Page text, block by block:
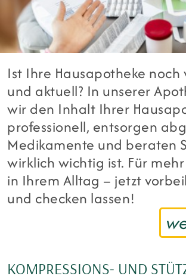
Ist Ihre Hausapotheke noch
und aktuell? In unserer
wir den Inhalt Ihrer
professionell, entsorgen
Medikamente und beraten
wirklich wichtig ist. Für
in Ihrem Alltag – jetzt
und checken lassen!
KOMPRESSIONS- UND